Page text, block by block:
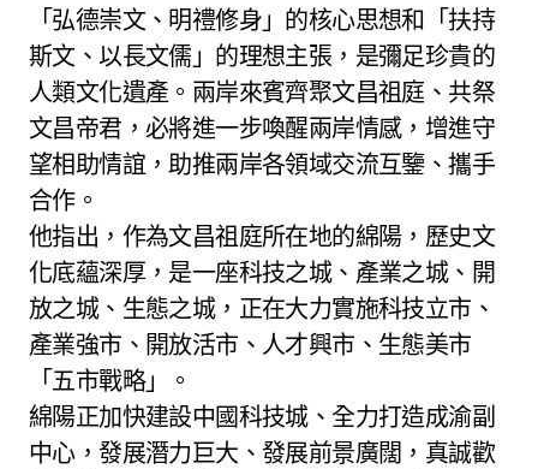
「弘德崇文、明禮修身」的核心思想和「扶持
斯文、以長文儒」的理想主張，是彌足珍貴的
人類文化遺產。兩岸來賓齊聚文昌祖庭、共祭
文昌帝君，必將進一步喚醒兩岸情感，增進守
望相助情誼，助推兩岸各領域交流互鑒、攜手
合作。
他指出，作為文昌祖庭所在地的綿陽，歷史文
化底蘊深厚，是一座科技之城、產業之城、開
放之城、生態之城，正在大力實施科技立市、
產業強市、開放活市、人才興市、生態美市
「五市戰略」。
綿陽正加快建設中國科技城、全力打造成渝副
中心，發展潛力巨大、發展前景廣闊，真誠歡